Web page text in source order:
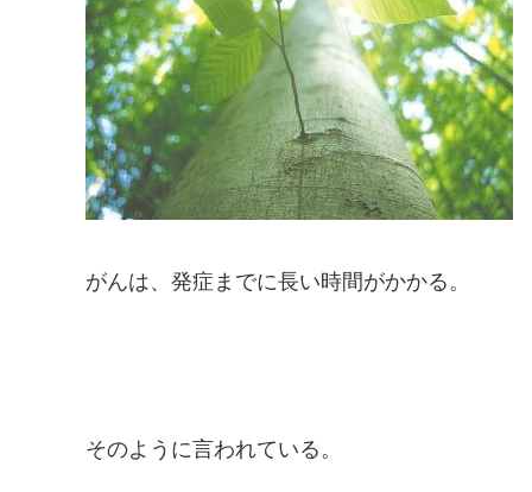
がんは、発症までに長い時間がかかる。
そのように言われている。